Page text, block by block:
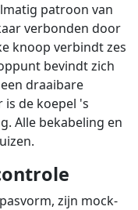
patroon van
verbonden door
knoop verbindt zes
bevindt zich
draaibare
de koepel 's
Alle bekabeling en
zijn mock-